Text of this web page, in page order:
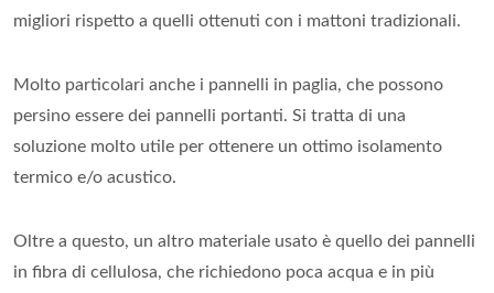
migliori rispetto a quelli ottenuti con i mattoni tradizionali.
Molto particolari anche i pannelli in paglia, che possono
persino essere dei pannelli portanti. Si tratta di una
soluzione molto utile per ottenere un ottimo isolamento
termico e/o acustico.
Oltre a questo, un altro materiale usato è quello dei pannelli
in fibra di cellulosa, che richiedono poca acqua e in più